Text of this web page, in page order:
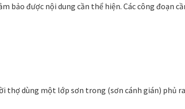
bảo được nội dung cần thể hiện. Các công đoạn
thợ dùng một lớp sơn trong (sơn cánh gián)